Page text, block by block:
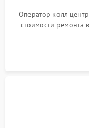
Оператор колл
стоимости ремонта